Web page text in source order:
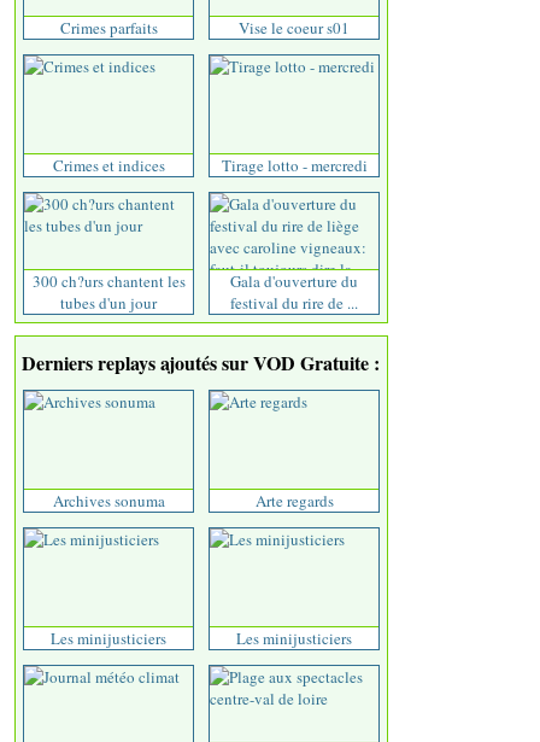
Crimes parfaits Vise le coeur s01
Crimes et indices Tirage lotto - mercredi
300 ch?urs chantent les
tubes d'un jour
Gala d'ouverture du
festival du rire de ...
Derniers replays ajoutés sur VOD Gratuite :
Archives sonuma Arte regards
Les minijusticiers Les minijusticiers